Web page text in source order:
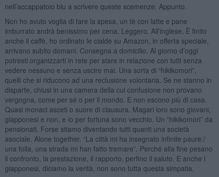
nell’accappatoio blu a scrivere queste scemenze. Appunto.
Non ho avuto voglia di fare la spesa, un tè con latte e pane
imburrato andrà benissimo per cena. Leggero. All’inglese. È finito
anche il caffè, ho ordinato le cialde su Amazon, in offerta speciale,
arrivano subito domani. Consegna a domicilio. Al giorno d’oggi
potresti organizzarti in rete per stare in relazione con tutti senza
vedere nessuno e senza uscire mai. Una sorta di “hikikomori”,
quelli che si riducono ad una reclusione volontaria. Se ne stanno in
disparte, chiusi in una camera della cui confusione non provano
vergogna, come per sé o per il mondo. E non escono più di casa.
Quasi monaci asceti o suore di clausura. Magari loro sono giovani,
giapponesi e non, e io per fortuna sono vecchio. Un “hikikomori” da
pensionati. Forse stiamo diventando tutti quanti una società
asociale. Alone together. “La città mi ha insegnato infinite paure:/
una folla, una strada mi han fatto tremare”. Perché alla fine pesano
il confronto, la prestazione, il rapporto, perfino il saluto. E anche i
giapponesi, diciamo la verità, non sono tutta questa simpatia.